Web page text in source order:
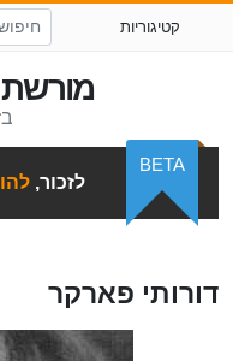
קטיגוריות
מורשת
לזכור,
BETA
דורותי פארקר